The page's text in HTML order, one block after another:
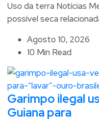
Uso da terra Notícias
possível seca
Agosto 10, 2026
10 Min Read
Garimpo ilegal
Guiana para